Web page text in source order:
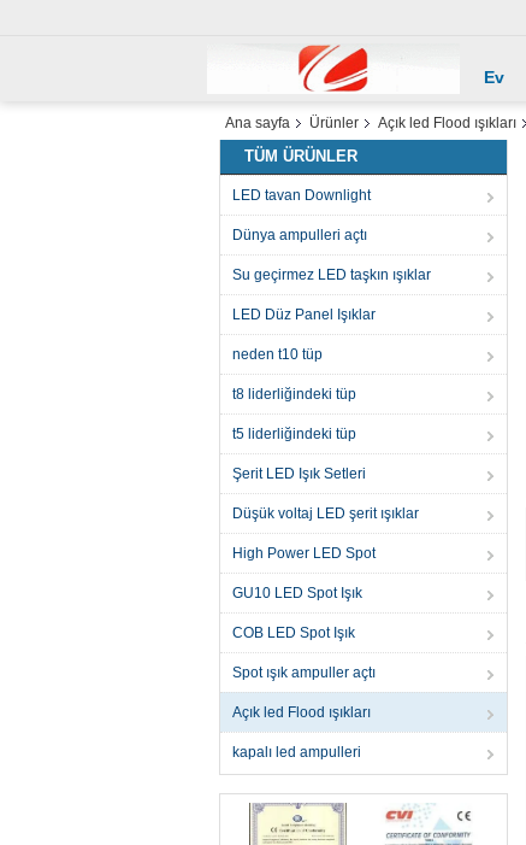
Ev
Ana sayfa Ürünler Açık led Flood ışıkları
TÜM ÜRÜNLER
LED tavan Downlight
Dünya ampulleri açtı
Su geçirmez LED taşkın ışıklar
LED Düz Panel Işıklar
neden t10 tüp
t8 liderliğindeki tüp
t5 liderliğindeki tüp
Şerit LED Işık Setleri
Düşük voltaj LED şerit ışıklar
High Power LED Spot
GU10 LED Spot Işık
COB LED Spot Işık
Spot ışık ampuller açtı
Açık led Flood ışıkları
kapalı led ampulleri